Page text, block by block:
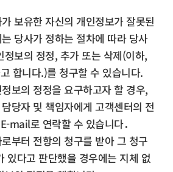
보유한 자신의 개인정보가 잘못된
당사가 정하는 절차에 따라 당사
정보의 정정, 추가 또는 삭제(이하,
고 합니다.)를 청구할 수 있습니다.
보의 정정을 요구하고자 할 경우,
당자 및 책임자에게 고객센터의 전
mail로 연락할 수 있습니다．
부터 전항의 청구를 받아 그 청구
있다고 판단했을 경우에는 지체 없